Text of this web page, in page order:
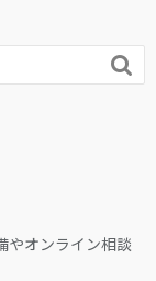

やオンライン相談